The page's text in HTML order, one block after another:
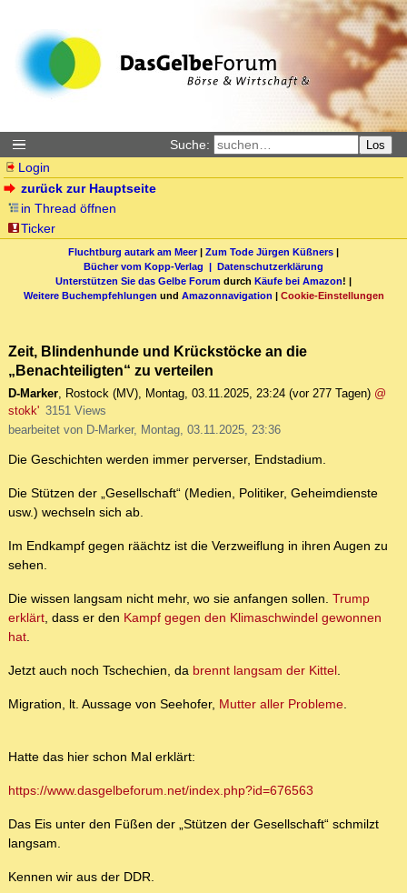
Suche: Los
Login
zurück zur Hauptseite
in Thread öffnen
Ticker
Fluchtburg autark am Meer| Zum Tode Jürgen Küßners |
Bücher vom Kopp-Verlag | Datenschutzerklärung
Unterstützen Sie das Gelbe Forum durch Käufe bei Amazon! |
Weitere Buchempfehlungen und Amazonnavigation | Cookie-Einstellungen
Zeit, Blindenhunde und Krückstöcke an die
„Benachteiligten“ zu verteilen
D-Marker, Rostock (MV), Montag, 03.11.2025, 23:24 (vor 277 Tagen) @
stokk' 3151 Views
bearbeitet von D-Marker, Montag, 03.11.2025, 23:36
Die Geschichten werden immer perverser, Endstadium.
Die Stützen der „Gesellschaft“ (Medien, Politiker, Geheimdienste
usw.) wechseln sich ab.
Im Endkampf gegen räächtz ist die Verzweiflung in ihren Augen zu
sehen.
Die wissen langsam nicht mehr, wo sie anfangen sollen. Trump
erklärt, dass er den Kampf gegen den Klimaschwindel gewonnen
hat.
Jetzt auch noch Tschechien, da brennt langsam der Kittel.
Migration, lt. Aussage von Seehofer, Mutter aller Probleme.
Hatte das hier schon Mal erklärt:
https://www.dasgelbeforum.net/index.php?id=676563
Das Eis unter den Füßen der „Stützen der Gesellschaft“ schmilzt
langsam.
Kennen wir aus der DDR.